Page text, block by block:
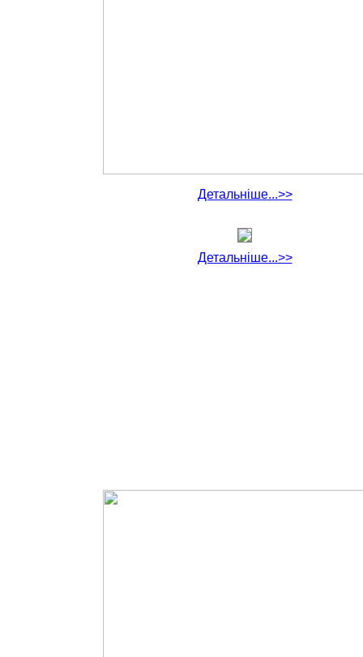
Детальніше...>>
Детальніше...>>